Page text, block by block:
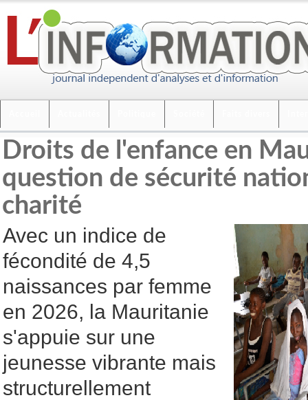
Droits de l'enfance en
question de sécurité
charité
Avec un indice de
fécondité de 4,5
naissances par femme
en 2026, la Mauritanie
s'appuie sur une
jeunesse vibrante mais
structurellement